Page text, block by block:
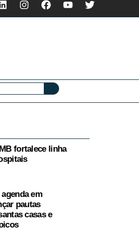
fortalece linha
em
pautas
casas e